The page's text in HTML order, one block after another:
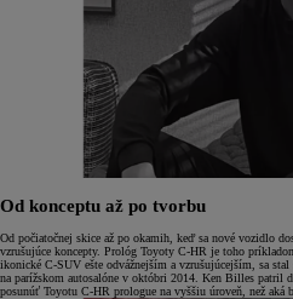
Od konceptu až po tvorbu
Od počiatočnej skice až po okamih, keď sa nové vozidlo
vzrušujúce koncepty. Prológ Toyoty C-HR je toho
ikonické C-SUV ešte odvážnejším a vzrušujúcejším, sa
na parížskom autosalóne v októbri 2014. Ken Billes patril
posunúť Toyotu C-HR prologue na vyššiu úroveň, než aká